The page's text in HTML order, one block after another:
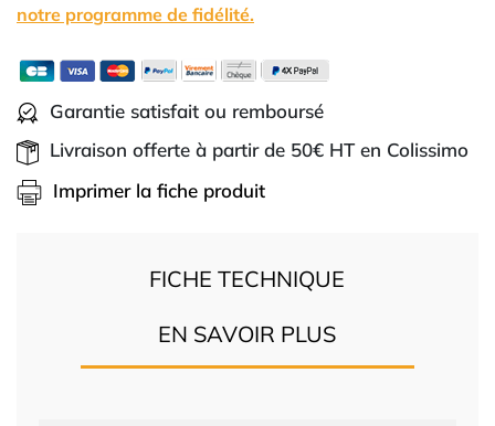
notre programme de fidélité.
Garantie satisfait ou remboursé
Livraison offerte à partir de 50€ HT en Colissimo
Imprimer la fiche produit
FICHE TECHNIQUE
EN SAVOIR PLUS